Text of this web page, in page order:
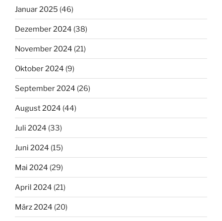
Januar 2025 (46)
Dezember 2024 (38)
November 2024 (21)
Oktober 2024 (9)
September 2024 (26)
August 2024 (44)
Juli 2024 (33)
Juni 2024 (15)
Mai 2024 (29)
April 2024 (21)
März 2024 (20)